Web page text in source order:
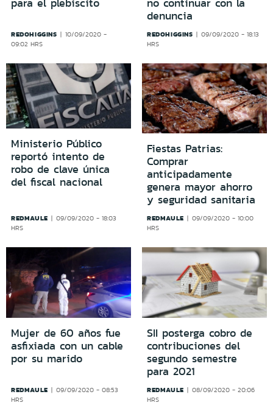
REDOHIGGINS
10/09/2020 -
09:02 HRS
denuncia
REDOHIGGINS
09/09/2020 - 18:13
HRS
Ministerio Público
reportó intento de
robo de clave única
del fiscal nacional
REDMAULE
09/09/2020 - 18:03
HRS
Fiestas Patrias:
Comprar
anticipadamente
genera mayor ahorro
y seguridad sanitaria
REDMAULE
09/09/2020 - 10:00
HRS
Mujer de 60 años fue
asfixiada con un cable
por su marido
REDMAULE
09/09/2020 - 08:53
HRS
SII posterga cobro de
contribuciones del
segundo semestre
para 2021
REDMAULE
08/09/2020 - 20:06
HRS